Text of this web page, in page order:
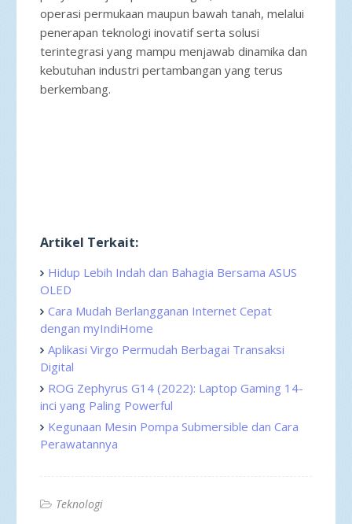
operasi permukaan maupun bawah tanah, melalui
penerapan teknologi inovatif serta solusi
terintegrasi yang mampu menjawab dinamika dan
kebutuhan industri pertambangan yang terus
berkembang.
Artikel Terkait:
Hidup Lebih Indah dan Bahagia Bersama ASUS
OLED
Cara Mudah Berlangganan Internet Cepat
dengan myIndiHome
Aplikasi Virgo Permudah Berbagai Transaksi
Digital
ROG Zephyrus G14 (2022): Laptop Gaming 14-
inci yang Paling Powerful
Kegunaan Mesin Pompa Submersible dan Cara
Perawatannya
Teknologi